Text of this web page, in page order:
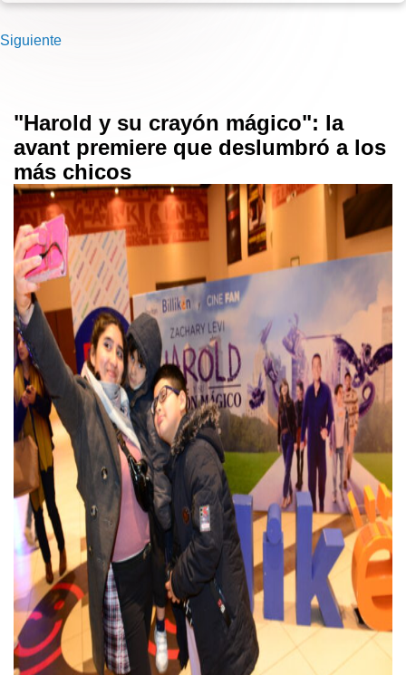
Siguiente
"Harold y su crayón mágico": la
avant premiere que deslumbró a los
más chicos